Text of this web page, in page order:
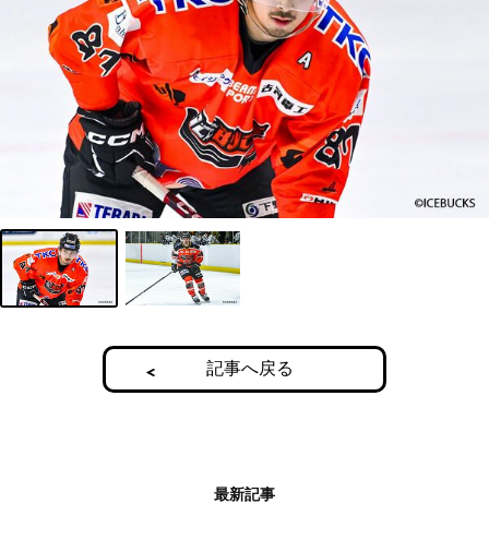
記事へ戻る
最新記事